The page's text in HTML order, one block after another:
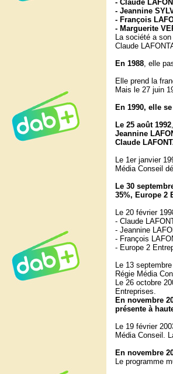
- Claude
- Jeannine
- François
- Marguerite
La société a
Claude
En 1988, elle
Elle prend la
Mais le 27 juin
En 1990, elle
Le 25 août 1992
Jeannine
Claude
Le 1er janvier
Média Conseil
Le 30
35%, Europe 2
Le 20 février
- Claude
- Jeannine
- François
- Europe 2
Le 13
Régie Média
Le 26 octobre
Entreprises.
En novembre
présente à
Le 19 février
Média Conseil.
En novembre
Le programme